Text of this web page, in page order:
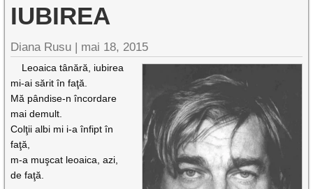
IUBIREA
Diana Rusu | mai 18, 2015
Leoaica tânără, iubirea
mi-ai sărit în faţă.
Mă pândise-n încordare
mai demult.
Colţii albi mi i-a înfipt în
faţă,
m-a muşcat leoaica, azi,
de faţă.